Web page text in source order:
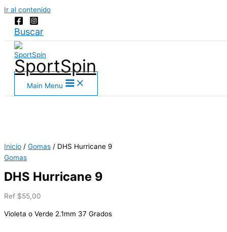
Ir al contenido
Buscar
SportSpin
Main Menu
Inicio / Gomas / DHS Hurricane 9
Gomas
DHS Hurricane 9
Ref $55,00
Violeta o Verde 2.1mm 37 Grados